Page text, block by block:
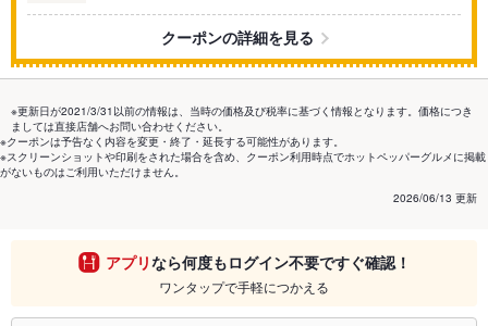
クーポンの詳細を見る
※更新日が2021/3/31以前の情報は、当時の価格及び税率に基づく情報となります。価格につき
ましては直接店舗へお問い合わせください。
※クーポンは予告なく内容を変更・終了・延長する可能性があります。
※スクリーンショットや印刷をされた場合を含め、クーポン利用時点でホットペッパーグルメに掲載
がないものはご利用いただけません。
2026/06/13 更新
アプリなら何度もログイン不要ですぐ確認！
ワンタップで手軽につかえる